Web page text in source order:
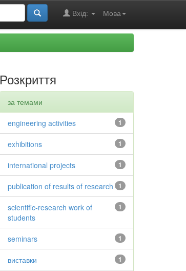
Мова
Вхід:
Розкриття
за темами
1
engineering activities
1
exhibitions
1
international projects
1
publication of results of research
1
scientific-research work of
students
1
seminars
1
виставки